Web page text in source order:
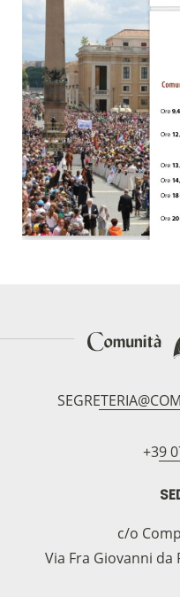
+39
c/o
Via Fra Giovanni da